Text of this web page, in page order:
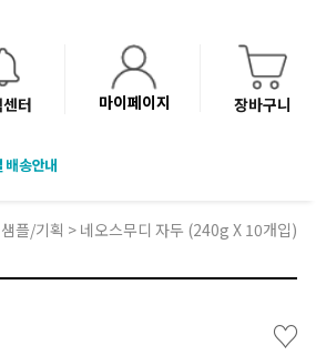
터 마이페이지 장바구니
배송안내
샘플/기획 > 네오스무디 자두 (240g X 10개입)
♡